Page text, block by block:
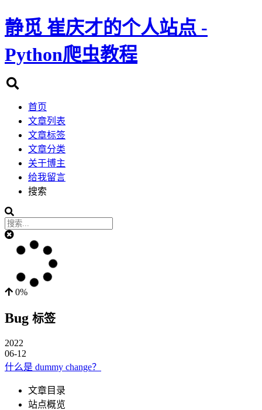
静觅 崔庆才的个人站点 -
Python爬虫教程
首页
文章列表
文章标签
文章分类
关于博主
给我留言
搜索
0%
Bug 标签
2022
06-12
什么是 dummy change？
文章目录
站点概览